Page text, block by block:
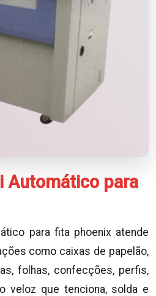
Automático para
para fita phoenix atende
como caixas de papelão,
folhas, confecções, perfis,
veloz que tenciona, solda e